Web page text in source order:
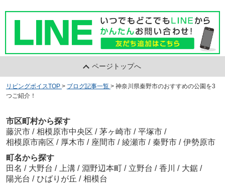
ページトップへ
リビングボイスTOP > ブログ記事一覧 > 神奈川県秦野市のおすすめの公園を3
つご紹介！
市区町村から探す
藤沢市 / 相模原市中央区 / 茅ヶ崎市 / 平塚市 /
相模原市南区 / 厚木市 / 座間市 / 綾瀬市 / 秦野市 / 伊勢原市
町名から探す
田名 / 大野台 / 上溝 / 淵野辺本町 / 立野台 / 香川 / 大鋸 /
陽光台 / ひばりが丘 / 相模台